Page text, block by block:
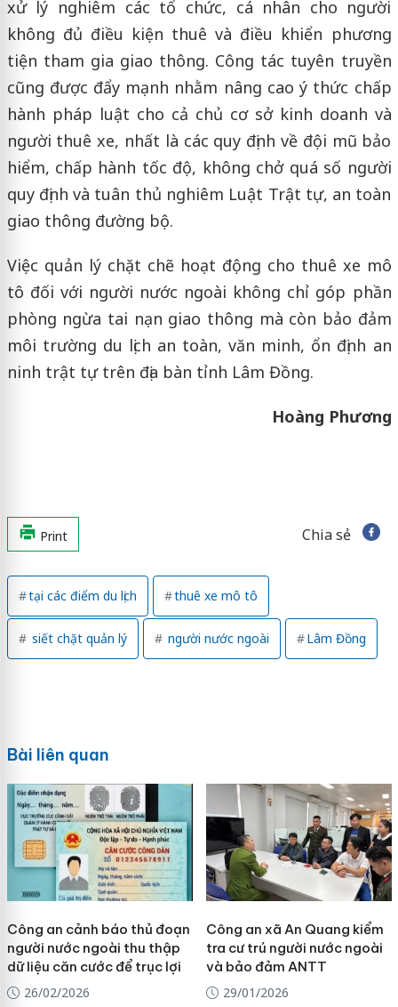
xử lý nghiêm các tổ chức, cá nhân cho người
không đủ điều kiện thuê và điều khiển phương
tiện tham gia giao thông. Công tác tuyên truyền
cũng được đẩy mạnh nhằm nâng cao ý thức chấp
hành pháp luật cho cả chủ cơ sở kinh doanh và
người thuê xe, nhất là các quy định về đội mũ bảo
hiểm, chấp hành tốc độ, không chở quá số người
quy định và tuân thủ nghiêm Luật Trật tự, an toàn
giao thông đường bộ.
Việc quản lý chặt chẽ hoạt động cho thuê xe mô
tô đối với người nước ngoài không chỉ góp phần
phòng ngừa tai nạn giao thông mà còn bảo đảm
môi trường du lịch an toàn, văn minh, ổn định an
ninh trật tự trên địa bàn tỉnh Lâm Đồng.
Hoàng Phương
Print Chia sẻ
tại các điểm du lịch thuê xe mô tô
siết chặt quản lý người nước ngoài Lâm Đồng
Bài liên quan
Công an cảnh báo thủ đoạn
người nước ngoài thu thập
dữ liệu căn cước để trục lợi
26/02/2026
Công an xã An Quang kiểm
tra cư trú người nước ngoài
và bảo đảm ANTT
29/01/2026